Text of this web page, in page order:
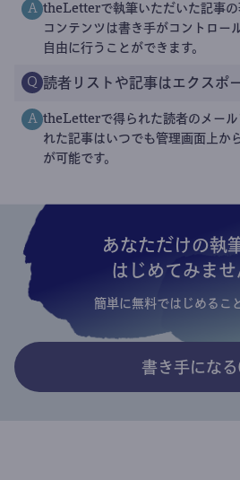
A theLetterで執筆いただいた記事の
コンテンツは書き手がコントロー
自由に行うことができます。
Q 読者リストや記事はエクスポ
A theLetterで得られた読者のメール
れた記事はいつでも管理画面上か
が可能です。
あなただけの執
はじめてみませ
簡単に無料ではじめるこ
書き手になる